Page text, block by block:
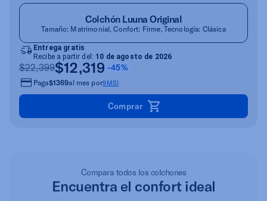
Colchón Luuna Original
Tamaño: Matrimonial, Confort: Firme, Tecnología: Clásica
Entrega gratis
Recibe a partir del: 10 de agosto de 2026
$22,399$12,319 -45%
Paga$1369al mes por9MSI
Comprar
Compara todos los colchones
Encuentra el confort ideal